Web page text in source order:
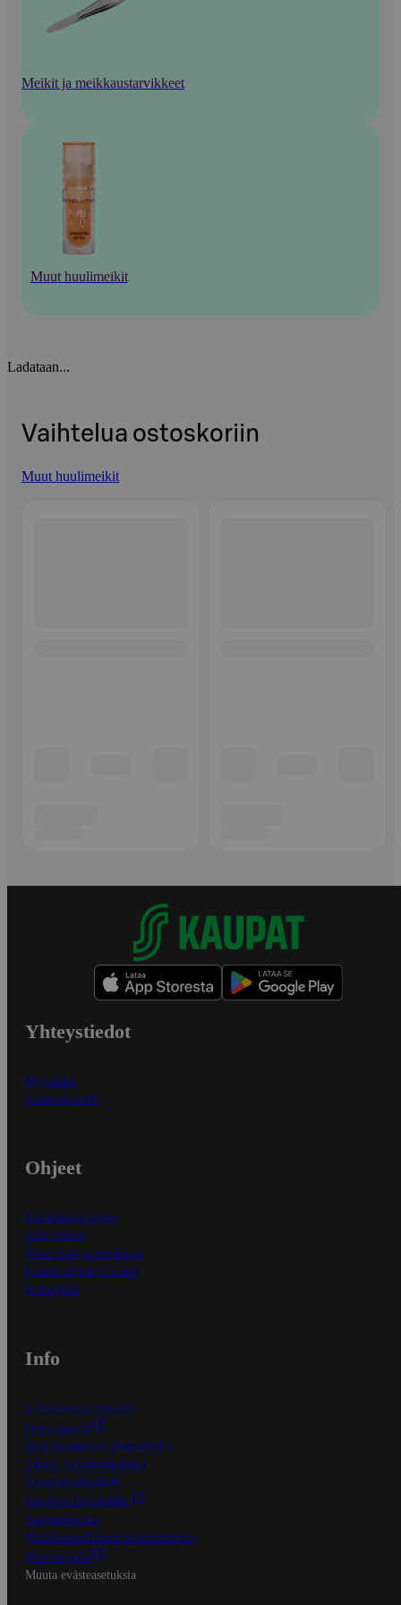
Meikit ja meikkaustarvikkeet
Muut huulimeikit
Ladataan...
Vaihtelua ostoskoriin
Muut huulimeikit
Yhteystiedot
Myymälät
Asiakaspalvelu
Ohjeet
Ensitilaajan ohjeet
Näin maksat
Näin tilaat ja muokkaat
Kaikki ohjeet ja vinkit
In English
Info
S-Business yrityksille
Oiva-raportit
Osuuskauppojen yhteystiedot
Tilaus- ja toimitusehdot
Tietosuojakäytäntö
Palvelun käyttöehdot
Saavutettavuus
Mobiilisovelluksen saavutettavuus
Mainostajalle
Muuta evästeasetuksia